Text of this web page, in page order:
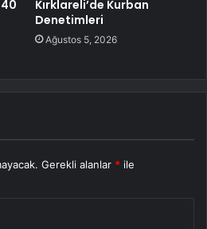
Kırklareli’de Kurban
Denetimleri
Ağustos 5, 2026
Gerekli alanlar * ile